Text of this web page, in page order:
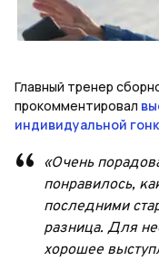
Главный тренер
прокомментировал
индивидуальной
«Очень
понравилось,
последними
разница. Для
хорошее